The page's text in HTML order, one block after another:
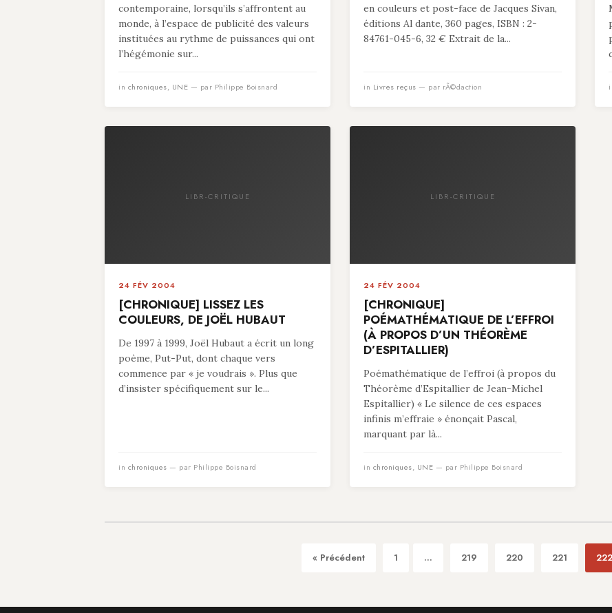
contemporaine, lorsqu’ils s’affrontent au
monde, à l’espace de publicité des valeurs
instituées au rythme de puissances qui ont
l’hégémonie sur...
in chroniques, UNE — par Philippe Boisnard
en couleurs et post-face de Jacques Sivan,
éditions Al dante, 360 pages, ISBN : 2-
84761-045-6, 32 € Extrait de la...
in Livres reçus — par rÃ©daction
LIBR-CRITIQUE
24 FÉV 2004
[CHRONIQUE] LISSEZ LES
COULEURS, DE JOËL HUBAUT
De 1997 à 1999, Joël Hubaut a écrit un long
poème, Put-Put, dont chaque vers
commence par « je voudrais ». Plus que
d’insister spécifiquement sur le...
in chroniques — par Philippe Boisnard
LIBR-CRITIQUE
24 FÉV 2004
[CHRONIQUE]
POÉMATHÉMATIQUE DE L’EFFROI
(À PROPOS D’UN THÉORÈME
D’ESPITALLIER)
Poémathématique de l’effroi (à propos du
Théorème d’Espitallier de Jean-Michel
Espitallier) « Le silence de ces espaces
infinis m’effraie » énonçait Pascal,
marquant par là...
in chroniques, UNE — par Philippe Boisnard
« Précédent 1 ... 219 220 221 222